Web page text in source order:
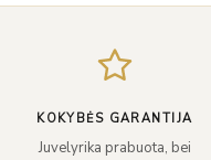
KOKYBĖS GARANTIJA
Juvelyrika prabuota, bei